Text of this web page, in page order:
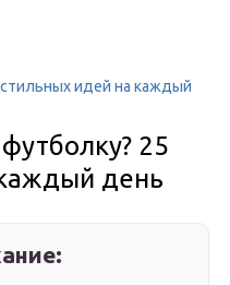
стильных идей на каждый
25
день